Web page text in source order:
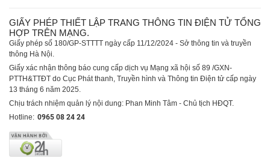
GIẤY PHÉP THIẾT LẬP TRANG THÔNG TIN ĐIỆN TỬ TỔNG
HỢP TRÊN MẠNG.
Giấy phép số 180/GP-STTTT ngày cấp 11/12/2024 - Sở thông tin và truyền
thông Hà Nội.
Giấy xác nhận thông báo cung cấp dịch vụ Mạng xã hội số 89 /GXN-
PTTH&TTĐT do Cục Phát thanh, Truyền hình và Thông tin Điện tử cấp ngày
13 tháng 6 năm 2025.
Chịu trách nhiệm quản lý nội dung: Phan Minh Tâm - Chủ tịch HĐQT.
Hotline: 0965 08 24 24